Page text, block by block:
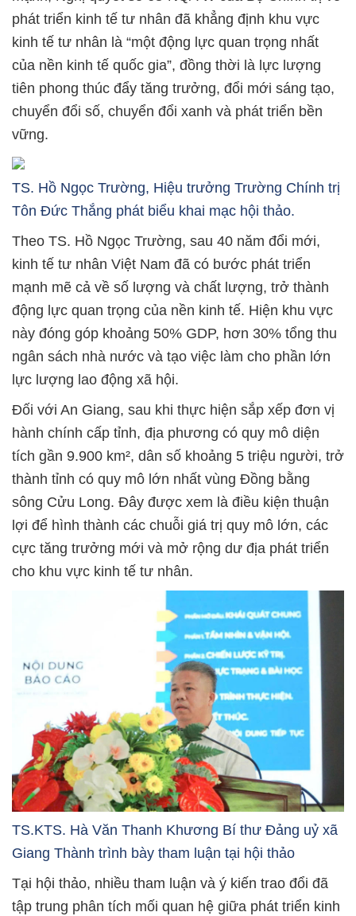
phát triển kinh tế tư nhân đã khẳng định khu vực
kinh tế tư nhân là “một động lực quan trọng nhất
của nền kinh tế quốc gia”, đồng thời là lực lượng
tiên phong thúc đẩy tăng trưởng, đổi mới sáng tạo,
chuyển đổi số, chuyển đổi xanh và phát triển bền
vững.
TS. Hồ Ngọc Trường, Hiệu trưởng Trường Chính trị
Tôn Đức Thắng phát biểu khai mạc hội thảo.
Theo TS. Hồ Ngọc Trường, sau 40 năm đổi mới,
kinh tế tư nhân Việt Nam đã có bước phát triển
mạnh mẽ cả về số lượng và chất lượng, trở thành
động lực quan trọng của nền kinh tế. Hiện khu vực
này đóng góp khoảng 50% GDP, hơn 30% tổng thu
ngân sách nhà nước và tạo việc làm cho phần lớn
lực lượng lao động xã hội.
Đối với An Giang, sau khi thực hiện sắp xếp đơn vị
hành chính cấp tỉnh, địa phương có quy mô diện
tích gần 9.900 km², dân số khoảng 5 triệu người, trở
thành tỉnh có quy mô lớn nhất vùng Đồng bằng
sông Cửu Long. Đây được xem là điều kiện thuận
lợi để hình thành các chuỗi giá trị quy mô lớn, các
cực tăng trưởng mới và mở rộng dư địa phát triển
cho khu vực kinh tế tư nhân.
TS.KTS. Hà Văn Thanh Khương Bí thư Đảng uỷ xã
Giang Thành trình bày tham luận tại hội thảo
Tại hội thảo, nhiều tham luận và ý kiến trao đổi đã
tập trung phân tích mối quan hệ giữa phát triển kinh